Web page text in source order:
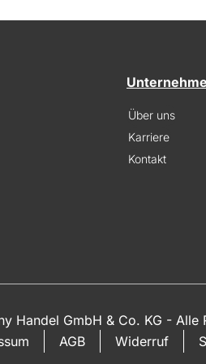
Über uns
Karriere
Kontakt
Handel GmbH & Co. KG - Alle
AGB Widerruf